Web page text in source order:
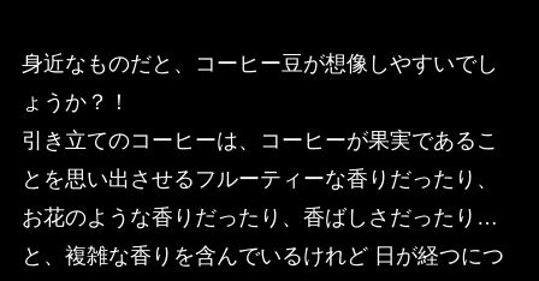
身近なものだと、コーヒー豆が想像しやすいでし
ょうか？！
引き立てのコーヒーは、コーヒーが果実であるこ
とを思い出させるフルーティーな香りだったり、
お花のような香りだったり、香ばしさだったり…
と、複雑な香りを含んでいるけれど 日が経つにつ